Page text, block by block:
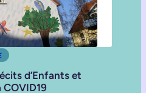
d’Enfants et
COVID19